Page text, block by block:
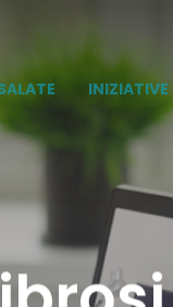
INIZIATIVE